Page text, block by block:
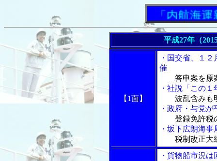
「内航海運新
平成27年（
【1面】
・国交省、１
催
答申案を原
・社説「この
波乱含みも
・政府・与党
登録免許税
・坂下広朗海
税制改正大
・貨物船市況